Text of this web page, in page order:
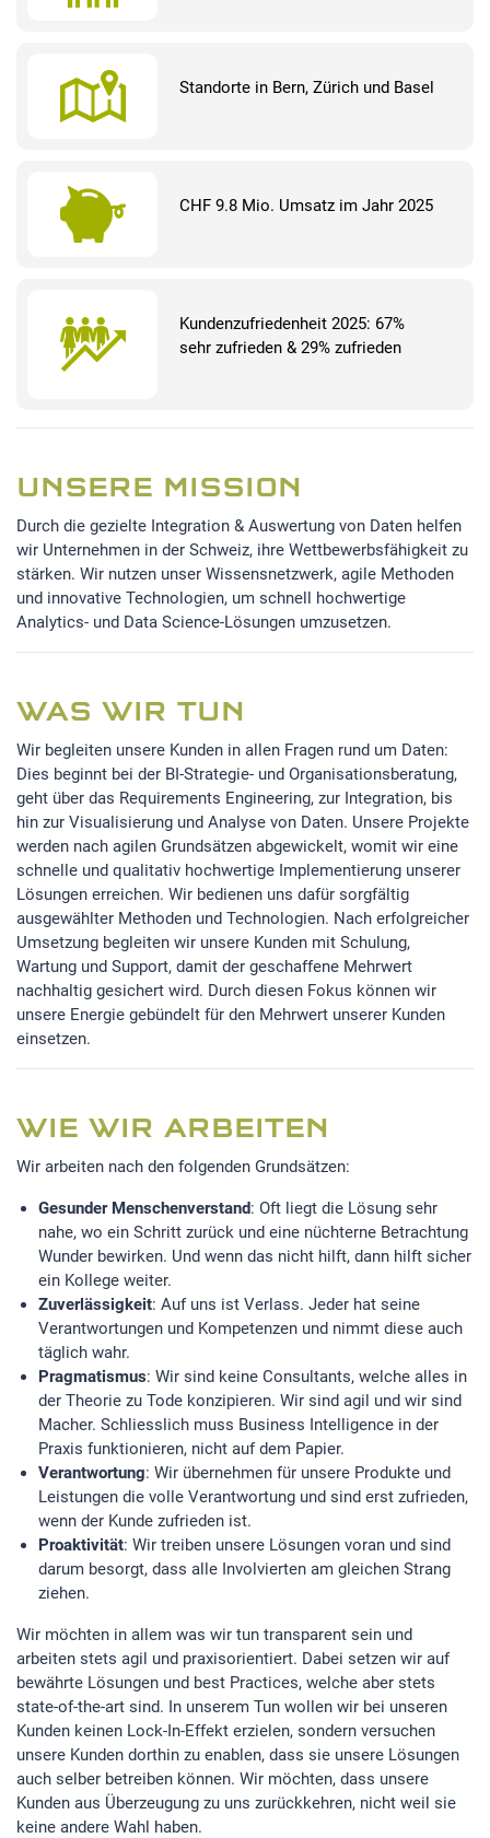
Standorte in Bern, Zürich und Basel
CHF 9.8 Mio. Umsatz im Jahr 2025
Kundenzufriedenheit 2025: 67%
sehr zufrieden & 29% zufrieden
UNSERE MISSION
Durch die gezielte Integration & Auswertung von Daten helfen
wir Unternehmen in der Schweiz, ihre Wettbewerbsfähigkeit zu
stärken. Wir nutzen unser Wissensnetzwerk, agile Methoden
und innovative Technologien, um schnell hochwertige
Analytics- und Data Science-Lösungen umzusetzen.
WAS WIR TUN
Wir begleiten unsere Kunden in allen Fragen rund um Daten:
Dies beginnt bei der BI-Strategie- und Organisationsberatung,
geht über das Requirements Engineering, zur Integration, bis
hin zur Visualisierung und Analyse von Daten. Unsere Projekte
werden nach agilen Grundsätzen abgewickelt, womit wir eine
schnelle und qualitativ hochwertige Implementierung unserer
Lösungen erreichen. Wir bedienen uns dafür sorgfältig
ausgewählter Methoden und Technologien. Nach erfolgreicher
Umsetzung begleiten wir unsere Kunden mit Schulung,
Wartung und Support, damit der geschaffene Mehrwert
nachhaltig gesichert wird. Durch diesen Fokus können wir
unsere Energie gebündelt für den Mehrwert unserer Kunden
einsetzen.
WIE WIR ARBEITEN
Wir arbeiten nach den folgenden Grundsätzen:
Gesunder Menschenverstand: Oft liegt die Lösung sehr
nahe, wo ein Schritt zurück und eine nüchterne Betrachtung
Wunder bewirken. Und wenn das nicht hilft, dann hilft sicher
ein Kollege weiter.
Zuverlässigkeit: Auf uns ist Verlass. Jeder hat seine
Verantwortungen und Kompetenzen und nimmt diese auch
täglich wahr.
Pragmatismus: Wir sind keine Consultants, welche alles in
der Theorie zu Tode konzipieren. Wir sind agil und wir sind
Macher. Schliesslich muss Business Intelligence in der
Praxis funktionieren, nicht auf dem Papier.
Verantwortung: Wir übernehmen für unsere Produkte und
Leistungen die volle Verantwortung und sind erst zufrieden,
wenn der Kunde zufrieden ist.
Proaktivität: Wir treiben unsere Lösungen voran und sind
darum besorgt, dass alle Involvierten am gleichen Strang
ziehen.
Wir möchten in allem was wir tun transparent sein und
arbeiten stets agil und praxisorientiert. Dabei setzen wir auf
bewährte Lösungen und best Practices, welche aber stets
state-of-the-art sind. In unserem Tun wollen wir bei unseren
Kunden keinen Lock-In-Effekt erzielen, sondern versuchen
unsere Kunden dorthin zu enablen, dass sie unsere Lösungen
auch selber betreiben können. Wir möchten, dass unsere
Kunden aus Überzeugung zu uns zurückkehren, nicht weil sie
keine andere Wahl haben.
externen Medien Cookies gesetzt.